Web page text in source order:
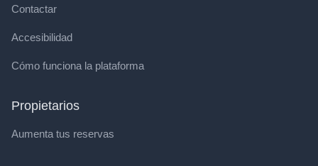
Contactar
Accesibilidad
Cómo funciona la plataforma
Propietarios
Aumenta tus reservas